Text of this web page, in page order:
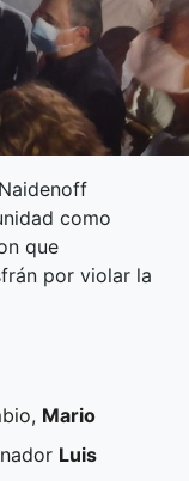
como
que
por violar la
Mario
Luis